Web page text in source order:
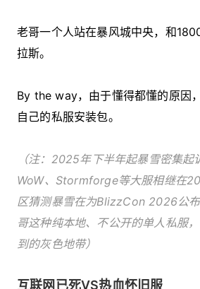
老哥一个人站在暴风城中央，和
拉斯。
By the way，由于懂得都懂的原因
自己的私服安装包。
（注：2025年下半年起暴雪密集
WoW、Stormforge等大服相继在
区猜测暴雪在为BlizzCon 2026公
哥这种纯本地、不公开的单人私服
到的灰色地带）
互联网已死VS热血怀旧服